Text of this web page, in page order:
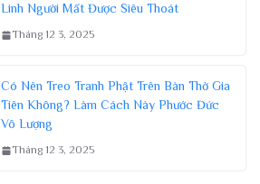
Linh Người Mất Được Siêu Thoát
Tháng 12 3, 2025
Có Nên Treo Tranh Phật Trên Bàn Thờ Gia
Tiên Không? Làm Cách Này Phước Đức
Vô Lượng
Tháng 12 3, 2025